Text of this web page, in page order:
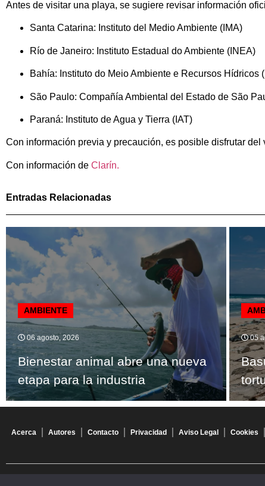
Antes de visitar una playa, se sugiere revisar información
Santa Catarina: Instituto del Medio Ambiente (IMA)
Río de Janeiro: Instituto Estadual do Ambiente (INEA)
Bahía: Instituto do Meio Ambiente e Recursos Hídricos
São Paulo: Compañía Ambiental del Estado de São
Paraná: Instituto de Agua y Tierra (IAT)
Con información previa y precaución, es posible disfrutar
Con información de Clarín.
Entradas Relacionadas
AMBIENTE
06 agosto, 2026
Bienestar animal abre una nueva
etapa para la industria
05
Acerca Autores Contacto Privacidad Aviso Legal Cookies